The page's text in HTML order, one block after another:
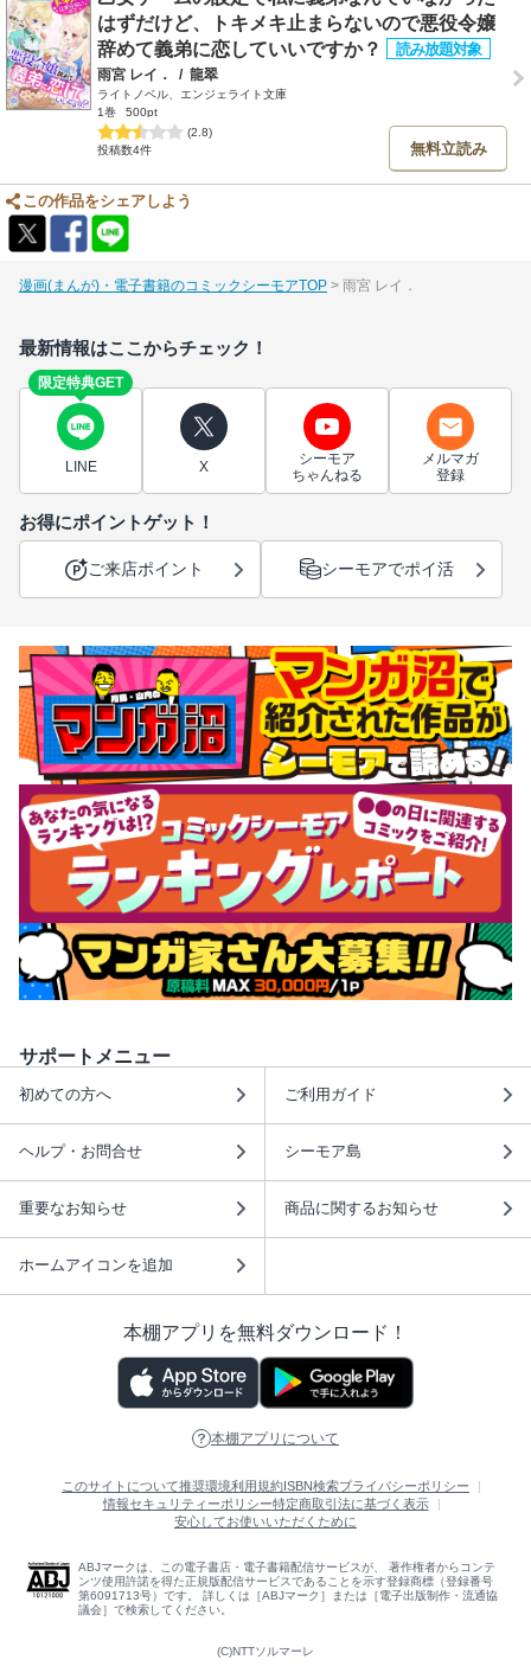
はずだけど、トキメキ止まらないので悪役令嬢
辞めて義弟に恋していいですか？
雨宮 レイ． / 龍翠
ライトノベル、エンジェライト文庫
1巻
500pt
(2.8)
投稿数4件
無料立読み
この作品をシェアしよう
漫画(まんが)・電子書籍のコミックシーモアTOP 雨宮 レイ．
最新情報はここからチェック！
限定特典GET
LINE X
シーモア
ちゃんねる
メルマガ
登録
お得にポイントゲット！
ご来店ポイント シーモアでポイ活
サポートメニュー
初めての方へ ご利用ガイド
ヘルプ・お問合せ シーモア島
重要なお知らせ 商品に関するお知らせ
ホームアイコンを追加
本棚アプリを無料ダウンロード！
本棚アプリについて
このサイトについて推奨環境利用規約ISBN検索プライバシーポリシー
情報セキュリティーポリシー特定商取引法に基づく表示
安心してお使いいただくために
ABJマークは、この電子書店・電子書籍配信サービスが、 著作権者からコンテ
ンツ使用許諾を得た正規版配信サービスであることを示す登録商標（登録番号
第6091713号）です。 詳しくは［ABJマーク］または［電子出版制作・流通協
議会］で検索してください。
(C)NTTソルマーレ